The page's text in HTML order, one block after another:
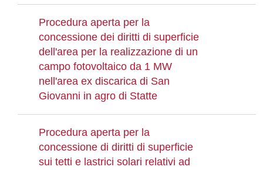
Procedura aperta per la
concessione dei diritti di superficie
dell'area per la realizzazione di un
campo fotovoltaico da 1 MW
nell'area ex discarica di San
Giovanni in agro di Statte
Procedura aperta per la
concessione di diritti di superficie
sui tetti e lastrici solari relativi ad